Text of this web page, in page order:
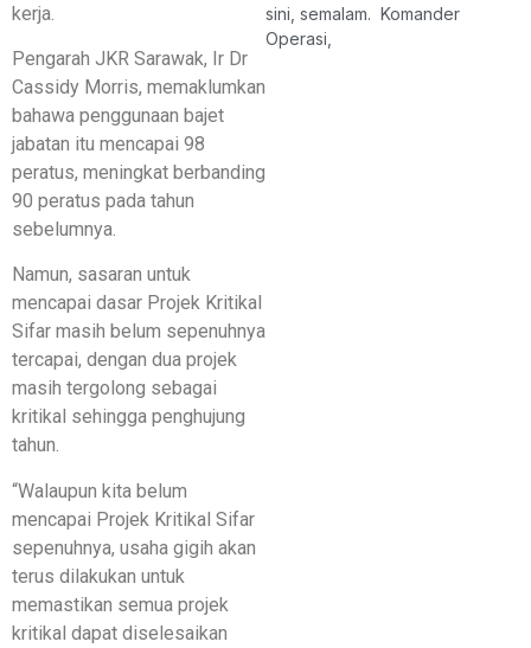
kerja.
Pengarah JKR Sarawak, Ir Dr
Cassidy Morris, memaklumkan
bahawa penggunaan bajet
jabatan itu mencapai 98
peratus, meningkat berbanding
90 peratus pada tahun
sebelumnya.
Namun, sasaran untuk
mencapai dasar Projek Kritikal
Sifar masih belum sepenuhnya
tercapai, dengan dua projek
masih tergolong sebagai
kritikal sehingga penghujung
tahun.
“Walaupun kita belum
mencapai Projek Kritikal Sifar
sepenuhnya, usaha gigih akan
terus dilakukan untuk
memastikan semua projek
kritikal dapat diselesaikan
sini, semalam. Komander
Operasi,